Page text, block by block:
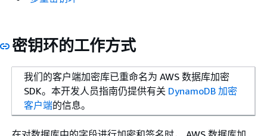
密钥环的工作方式
我们的客户端加密库已重命名为 AWS 数据库加密
SDK。本开发人员指南仍提供有关 DynamoDB 加密
客户端的信息。